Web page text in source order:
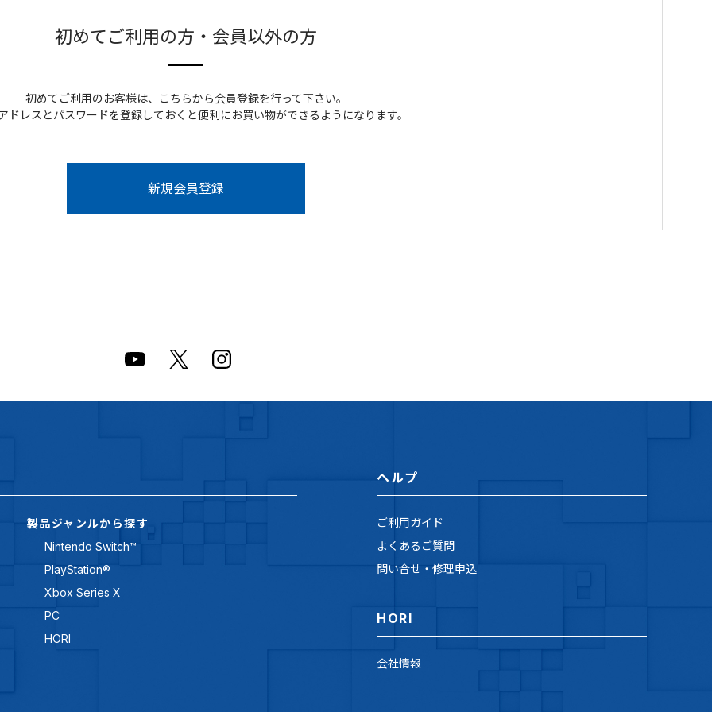
初めてご利用の方・会員以外の方
初めてご利用のお客様は、こちらから会員登録を行って下さい。
ドレスとパスワードを登録しておくと便利にお買い物ができるようになります。
製品ジャンルから探す
Nintendo Switch™
PlayStation®
Xbox Series X
PC
HORI
ヘルプ
ご利用ガイド
よくあるご質問
問い合せ・修理申込
HORI
会社情報